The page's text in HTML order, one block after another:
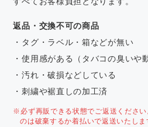
返品・交換不可の商品
・タグ・ラベル・箱などが無い
・使用感がある（タバコの臭いや
・汚れ・破損などしている
・刺繍や裾直しの加工済
※必ず再販できる状態でご返送くださ
のは破棄するか着払いで返送いたしま